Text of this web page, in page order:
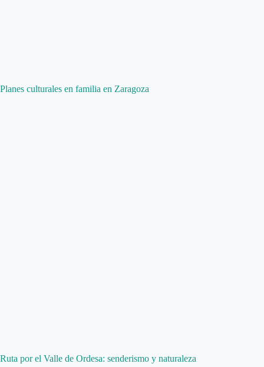
Planes culturales en familia en Zaragoza
Ruta por el Valle de Ordesa: senderismo y naturaleza